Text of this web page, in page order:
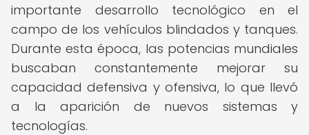
importante desarrollo tecnológico en el
campo de los vehículos blindados y tanques.
Durante esta época, las potencias mundiales
buscaban constantemente mejorar su
capacidad defensiva y ofensiva, lo que llevó
a la aparición de nuevos sistemas y
tecnologías.